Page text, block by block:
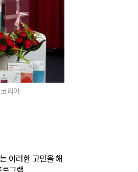
리아
는 이러한 고민을 해
그램